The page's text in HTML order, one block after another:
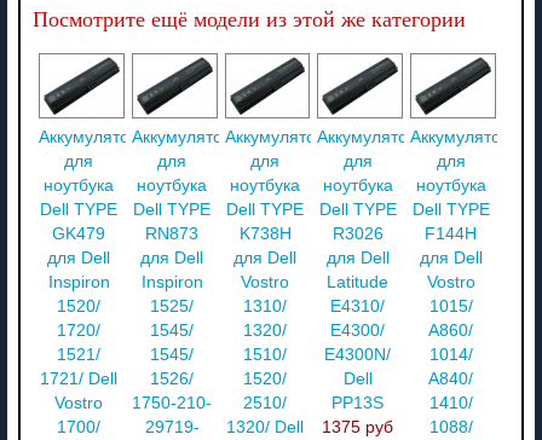
Посмотрите ещё модели из этой же категории
Аккумулятор
для
ноутбука
Dell TYPE
GK479
для Dell
Inspiron
1520/
1720/
1521/
1721/ Dell
Vostro
1700/
Аккумулятор
для
ноутбука
Dell TYPE
RN873
для Dell
Inspiron
1525/
1545/
1545/
1526/
1750-210-
29719-
Аккумулятор
для
ноутбука
Dell TYPE
K738H
для Dell
Vostro
1310/
1320/
1510/
1520/
2510/
1320/ Dell
Аккумулятор
для
ноутбука
Dell TYPE
R3026
для Dell
Latitude
E4310/
E4300/
E4300N/
Dell
PP13S
1375 руб
Аккумулятор
для
ноутбука
Dell TYPE
F144H
для Dell
Vostro
1015/
A860/
1014/
A840/
1410/
1088/